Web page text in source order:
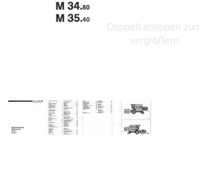
Doppelt antippen zum
vergrößern